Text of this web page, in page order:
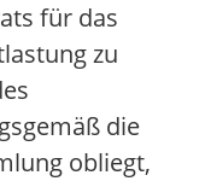
für das
zu
die
obliegt,